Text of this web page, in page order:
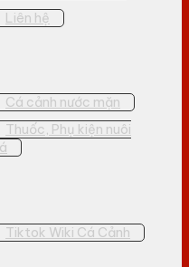
Liên hệ
Cá cảnh nước mặn
Thuốc, Phụ kiện nuôi
Tiktok Wiki Cá Cảnh